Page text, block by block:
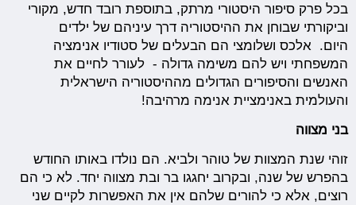
בכל פרק סיפור היסטורי מרתק, בתוספת רובד חדש, מקורי
וביקורתי שבוחן את ההיסטוריה דרך עיניהם של ילדים
היום. אלכס ושלומצי הם הבעלים של סטודיו אנימציה
המשפחתי ויש להם משימה גדולה - לעורר לחיים את
האנשים והסיפורים הגדולים מההיסטוריה הישראלית
והעולמית באנימציית אנימה מרהיבה!
בני מצווה
זוהי שנת המצוות של טוהר ולביא. הם נולדו באותו החודש
בהפרש של שנה, ובקרוב יחגגו בר ובת מצווה יחד. לא כי הם
רוצים, אלא כי להורים שלהם אין את האפשרות לקיים שני